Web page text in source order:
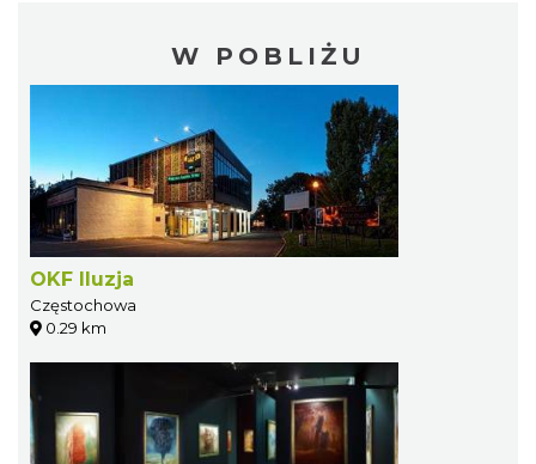
W POBLIŻU
OKF Iluzja
Częstochowa
0.29 km